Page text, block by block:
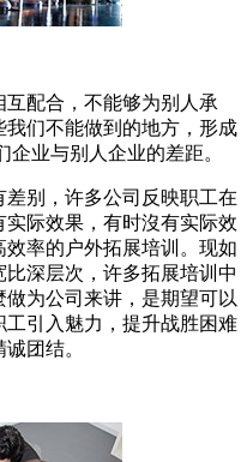
配合，不能够为别人承
们不能做到的地方，形成
业与别人企业的差距。
别，许多公司反映职工在
际效果，有时沒有实际效
率的户外拓展培训。现如
深层次，许多拓展培训中
为公司来讲，是期望可以
引入魅力，提升战胜困难
团结。